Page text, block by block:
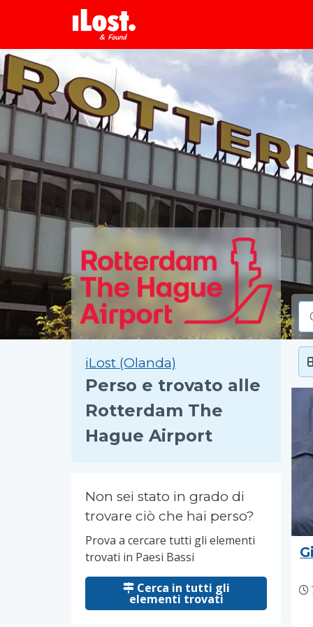
iLost (Olanda)
Perso e trovato alle
Rotterdam The
Hague Airport
Non sei stato in grado di
trovare ciò che hai perso?
Prova a cercare tutti gli elementi
trovati in Paesi Bassi
Cerca in tutti gli
elementi trovati